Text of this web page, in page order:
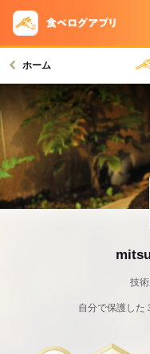
ホーム
技
自分で保護した